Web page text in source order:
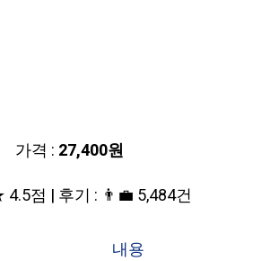
가격 : 27,400원
점 | 후기 : 👨‍💼 5,484건
내용